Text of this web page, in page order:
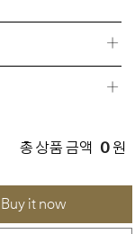
총 상품 금액 0 원
Buy it now